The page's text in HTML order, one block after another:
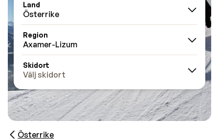
Land
Österrike
Region
Axamer-Lizum
Skidort
Välj skidort
Österrike